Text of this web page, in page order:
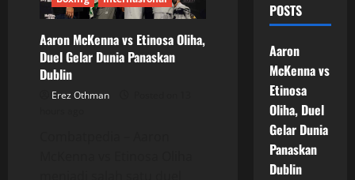
Aaron McKenna vs Etinosa Oliha,
Duel Gelar Dunia Panaskan
Dublin
Erez Othman
POSTS
Aaron
McKenna vs
Etinosa
Oliha, Duel
Gelar Dunia
Panaskan
Dublin